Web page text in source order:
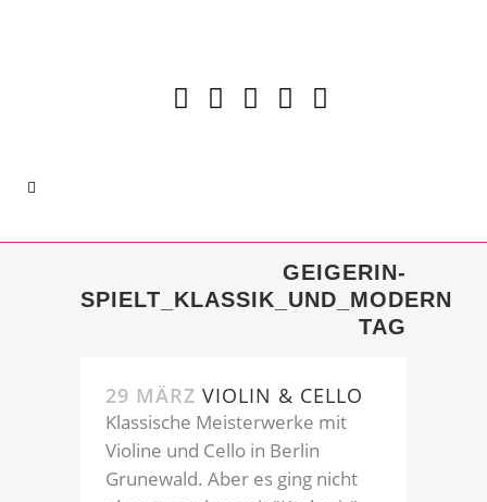
GEIGERIN-
SPIELT_KLASSIK_UND_MODERN
TAG
29 MÄRZ VIOLIN & CELLO
Klassische Meisterwerke mit
Violine und Cello in Berlin
Grunewald. Aber es ging nicht